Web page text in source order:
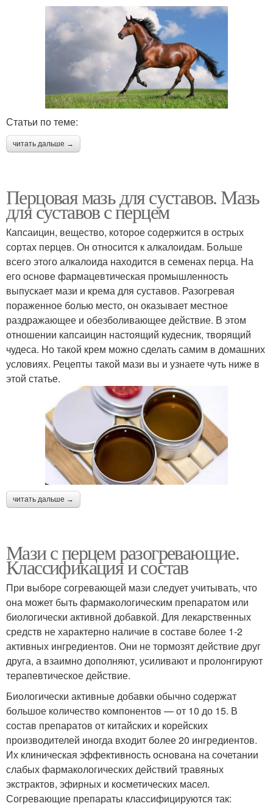
Статьи по теме:
читать дальше →
Перцовая мазь для суставов. Мазь
для суставов с перцем
Капсаицин, вещество, которое содержится в острых
сортах перцев. Он относится к алкалоидам. Больше
всего этого алкалоида находится в семенах перца. На
его основе фармацевтическая промышленность
выпускает мази и крема для суставов. Разогревая
пораженное болью место, он оказывает местное
раздражающее и обезболивающее действие. В этом
отношении капсаицин настоящий кудесник, творящий
чудеса. Но такой крем можно сделать самим в домашних
условиях. Рецепты такой мази вы и узнаете чуть ниже в
этой статье.
читать дальше →
Мази с перцем разогревающие.
Классификация и состав
При выборе согревающей мази следует учитывать, что
она может быть фармакологическим препаратом или
биологически активной добавкой. Для лекарственных
средств не характерно наличие в составе более 1-2
активных ингредиентов. Они не тормозят действие друг
друга, а взаимно дополняют, усиливают и пролонгируют
терапевтическое действие.
Биологически активные добавки обычно содержат
большое количество компонентов — от 10 до 15. В
состав препаратов от китайских и корейских
производителей иногда входит более 20 ингредиентов.
Их клиническая эффективность основана на сочетании
слабых фармакологических действий травяных
экстрактов, эфирных и косметических масел.
Согревающие препараты классифицируются так: